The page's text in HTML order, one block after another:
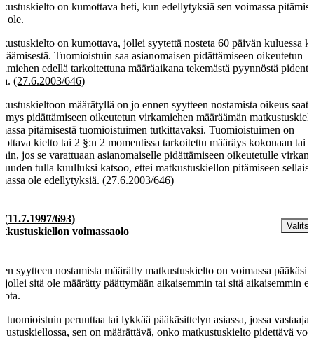
on kumottava heti, kun edellytyksiä sen voimassa
ole.
on kumottava, jollei syytettä nosteta 60 päivän kuluessa
Tuomioistuin saa asianomaisen pidättämiseen oikeutetun
edellä tarkoitettuna määräaikana tekemästä pyynnöstä
(27.6.2003/646)
määrätyllä on jo ennen syytteen nostamista oikeus
pidättämiseen oikeutetun virkamiehen määräämän
pitämisestä tuomioistuimen tutkittavaksi. Tuomioistuimen on
kielto tai 2 §:n 2 momentissa tarkoitettu määräys kokonaan tai
jos se varattuaan asianomaiselle pidättämiseen oikeutetulle
tulla kuulluksi katsoo, ettei matkustuskiellon pitämiseen
ole edellytyksiä. (27.6.2003/646)
(11.7.1997/693)
voimassaolo
syytteen nostamista määrätty matkustuskielto on voimassa
jollei sitä ole määrätty päättymään aikaisemmin tai sitä aikaisemmin
tuomioistuin peruuttaa tai lykkää pääkäsittelyn asiassa, jossa vastaaja
sen on määrättävä, onko matkustuskielto pidettävä